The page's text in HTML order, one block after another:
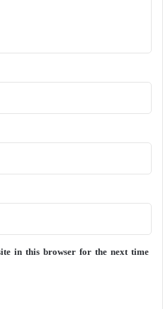
in this browser for the next time